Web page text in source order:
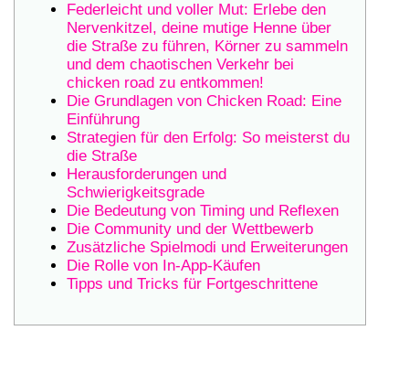
Federleicht und voller Mut: Erlebe den
Nervenkitzel, deine mutige Henne über
die Straße zu führen, Körner zu sammeln
und dem chaotischen Verkehr bei
chicken road zu entkommen!
Die Grundlagen von Chicken Road: Eine
Einführung
Strategien für den Erfolg: So meisterst du
die Straße
Herausforderungen und
Schwierigkeitsgrade
Die Bedeutung von Timing und Reflexen
Die Community und der Wettbewerb
Zusätzliche Spielmodi und Erweiterungen
Die Rolle von In-App-Käufen
Tipps und Tricks für Fortgeschrittene